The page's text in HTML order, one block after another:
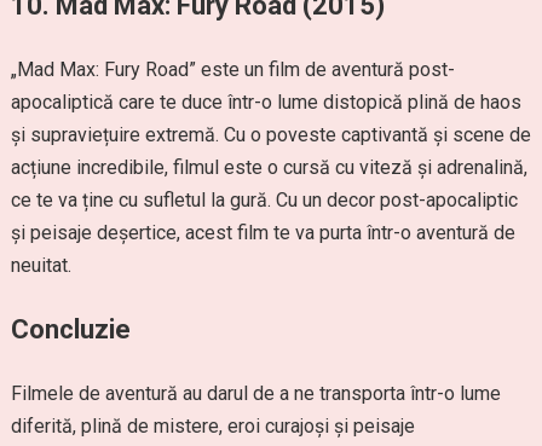
„Mad Max: Fury Road” este un film de aventură post-
apocaliptică care te duce într-o lume distopică plină de haos
și supraviețuire extremă. Cu o poveste captivantă și scene de
acțiune incredibile, filmul este o cursă cu viteză și adrenalină,
ce te va ține cu sufletul la gură. Cu un decor post-apocaliptic
și peisaje deșertice, acest film te va purta într-o aventură de
neuitat.
Concluzie
Filmele de aventură au darul de a ne transporta într-o lume
diferită, plină de mistere, eroi curajoși și peisaje